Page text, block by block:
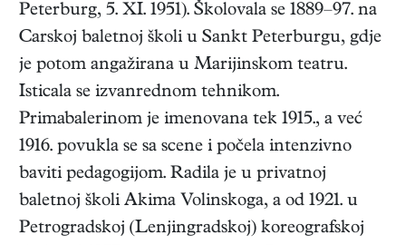
Peterburg, 5. XI. 1951). Školovala se 1889–97. na
Carskoj baletnoj školi u Sankt Peterburgu, gdje
je potom angažirana u Marijinskom teatru.
Isticala se izvanrednom tehnikom.
Primabalerinom je imenovana tek 1915., a već
1916. povukla se sa scene i počela intenzivno
baviti pedagogijom. Radila je u privatnoj
baletnoj školi Akima Volinskoga, a od 1921. u
Petrogradskoj (Lenjingradskoj) koreografskoj